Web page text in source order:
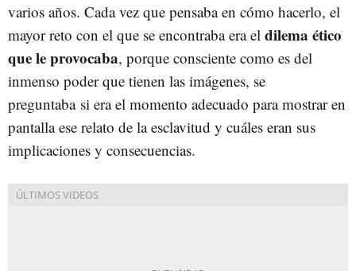
varios años. Cada vez que pensaba en cómo hacerlo, el
mayor reto con el que se encontraba era el dilema ético
que le provocaba, porque consciente como es del
inmenso poder que tienen las imágenes, se
preguntaba si era el momento adecuado para mostrar en
pantalla ese relato de la esclavitud y cuáles eran sus
implicaciones y consecuencias.